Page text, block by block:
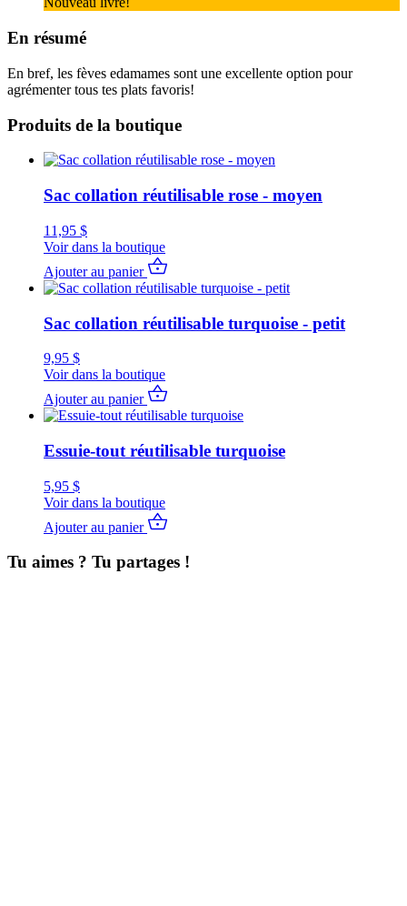
En résumé
En bref, les fèves edamames sont une excellente option pour
agrémenter tous tes plats favoris!
Produits de la boutique
Sac collation réutilisable rose - moyen
11,95 $
Voir dans la boutique
Ajouter au panier
Sac collation réutilisable turquoise - petit
9,95 $
Voir dans la boutique
Ajouter au panier
Essuie-tout réutilisable turquoise
5,95 $
Voir dans la boutique
Ajouter au panier
Tu aimes ? Tu partages !